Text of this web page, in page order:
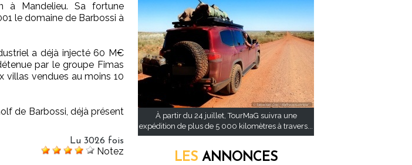
à Mandelieu. Sa fortune
le domaine de Barbossi à
a déjà injecté 60 M€
par le groupe Fimas
villas vendues au moins 10
de Barbossi, déjà présent
Lu 3026 fois
Notez
À partir du 24 juillet, TourMaG suivra une
expédition de plus de 5 000 kilomètres à travers...
LES ANNONCES